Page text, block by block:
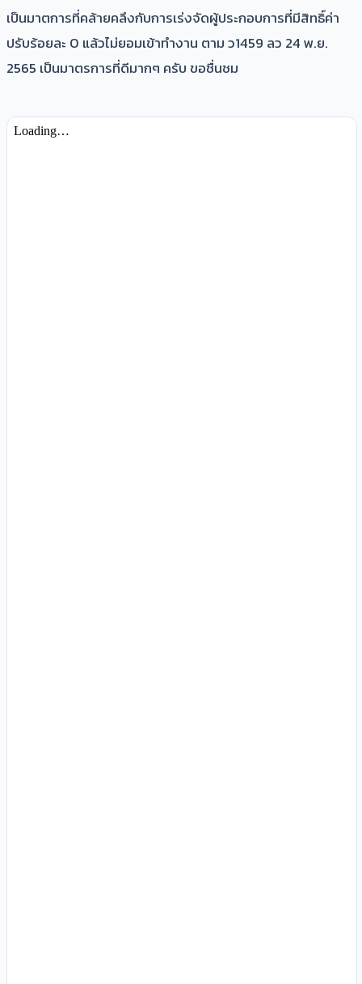
เป็นมาตการที่คล้ายคลึงกับการเร่งจัดผู้ประกอบการที่มีสิทธิ์ค่า
ปรับร้อยละ 0 แล้วไม่ยอมเข้าทำงาน ตาม ว1459 ลว 24 พ.ย.
2565 เป็นมาตรการที่ดีมากๆ ครับ ขอชื่นชม